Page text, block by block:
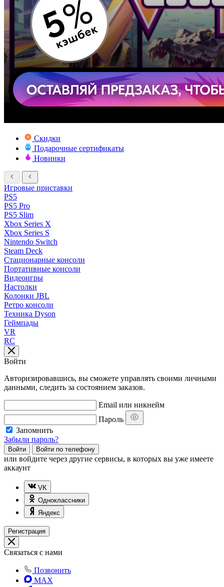
Скидки
Подарочные сертификаты
Новинки
Игровые приставки
PS5
PS5 Pro
PS5 Slim
Xbox Series X
Xbox Series S
Nintendo Switch
Steam Deck
Стационарные консоли
Портативные консоли
Видеоигры
Настолки
Колонки JBL
Ретро консоли
Техника Dyson
Геймпады
VR
RC
Войти
Авторизировавшись, вы сможете управлять своими личными
данными, следить за состоянием заказов.
Email или никнейм
Пароль
Запомнить
Забыли пароль?
Войти Войти по телефону
или войдите через другие сервисы, в которых вы уже имеете
аккаунт
VK
Одноклассники
Яндекс
Регистрация
Связаться с нами
Позвонить
MAX